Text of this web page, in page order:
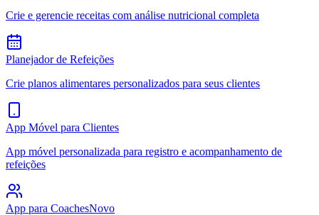
Crie e gerencie receitas com análise nutricional completa
Planejador de Refeições
Crie planos alimentares personalizados para seus clientes
App Móvel para Clientes
App móvel personalizada para registro e acompanhamento de
refeições
App para CoachesNovo